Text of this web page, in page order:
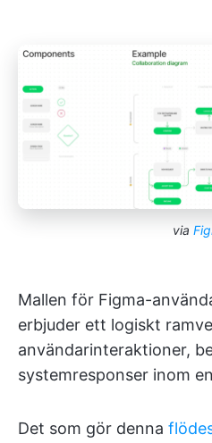
via
Mallen för Figma-
erbjuder ett logiskt
användarinteraktioner,
systemresponser inom
Det som gör denna